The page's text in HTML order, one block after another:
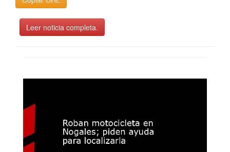
Leer noticia completa.